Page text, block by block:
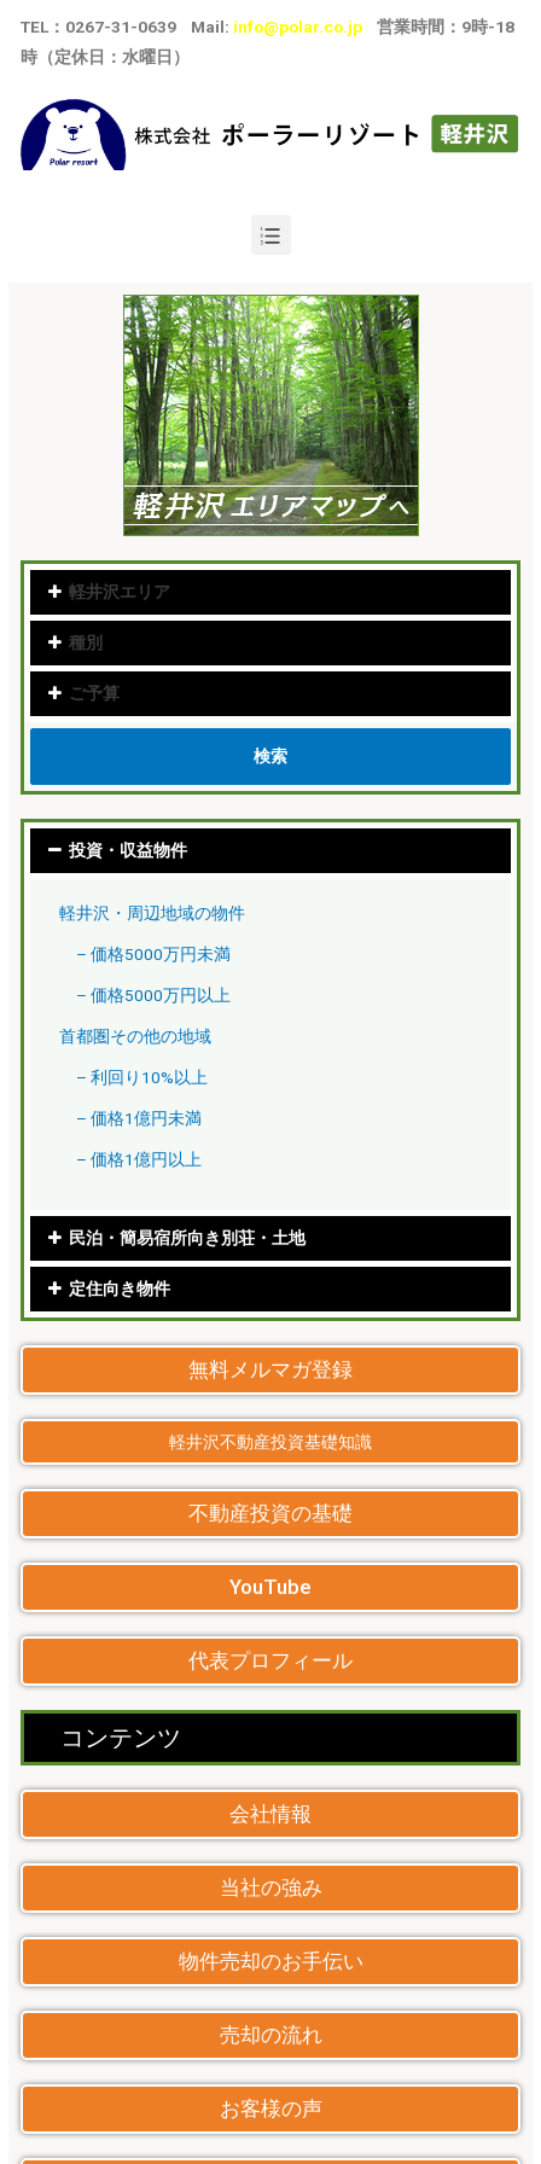
TEL ： 0267-31-0639 Mail: info@polar.co.jp
営業時間：9時-18
時（定休日：水曜日）
軽井沢エリア
種別
ご予算
検索
投資・収益物件
軽井沢・周辺地域の物件
– 価格5000万円未満
– 価格5000万円以上
首都圏その他の地域
– 利回り10%以上
– 価格1億円未満
– 価格1億円以上
民泊・簡易宿所向き別荘・土地
定住向き物件
無料メルマガ登録
軽井沢不動産投資基礎知識
不動産投資の基礎
YouTube
代表プロフィール
コンテンツ
会社情報
当社の強み
物件売却のお手伝い
売却の流れ
お客様の声